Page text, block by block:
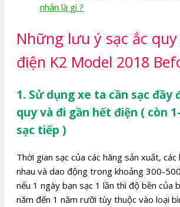
nhân là gì ?
Những lưu ý sạc ắc
điện K2 Model 2018
1. Sử dụng xe ta cần sạc đầy
quy và đi gần hết điện ( còn
sạc tiếp )
Thời gian sạc của các hãng sản xuất, các
nhau và dao động trong khoảng 300-
nếu 1 ngày bạn sạc 1 lần thì độ bền của
năm đến 1 năm rưỡi tùy thuộc vào loại